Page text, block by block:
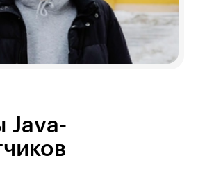
Java-